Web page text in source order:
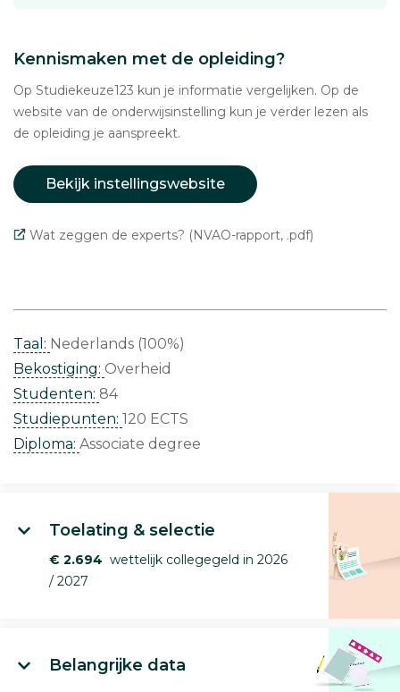
Kennismaken met de opleiding?
Op Studiekeuze123 kun je informatie vergelijken. Op de
website van de onderwijsinstelling kun je verder lezen als
de opleiding je aanspreekt.
Bekijk instellingswebsite
Wat zeggen de experts? (NVAO-rapport, .pdf)
Taal: Nederlands (100%)
Bekostiging: Overheid
Studenten: 84
Studiepunten: 120 ECTS
Diploma: Associate degree
Toelating & selectie
€ 2.694 wettelijk collegegeld in 2026
/ 2027
Belangrijke data